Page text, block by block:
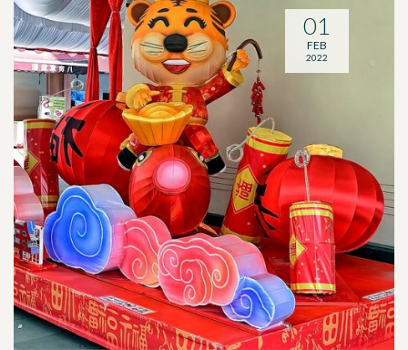
01
FEB
2022